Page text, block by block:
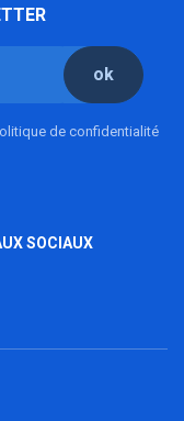
ok
de confidentialité
SOCIAUX